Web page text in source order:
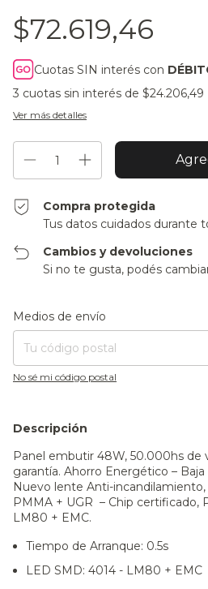
$72.619,46
Cuotas SIN interés con
3 cuotas sin interés de $24.206,49
Ver más detalles
Compra protegida
Tus datos cuidados durante
Cambios y devoluciones
Si no te gusta, podés
Entregas para el CP:
Medios de envío
No sé mi código postal
Descripción
Panel embutir 48W, 50.000hs de
garantía. Ahorro Energético –
Nuevo lente Anti-
PMMA + UGR – Chip certificado,
LM80 + EMC.
Tiempo de Arranque: 0.5s
LED SMD: 4014 - LM80 + EMC